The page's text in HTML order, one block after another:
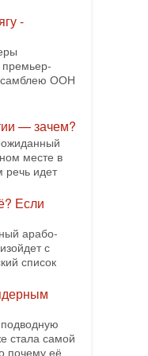
тревожных
пока
об
-
ООН
— зачем?
месте в
речь идет
Если
арабо-
с
список
стала самой
почему её